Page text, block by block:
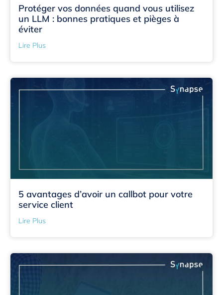
Protéger vos données quand vous utilisez
un LLM : bonnes pratiques et pièges à
éviter
Lire Plus
5 avantages d’avoir un callbot pour votre
service client
Lire Plus